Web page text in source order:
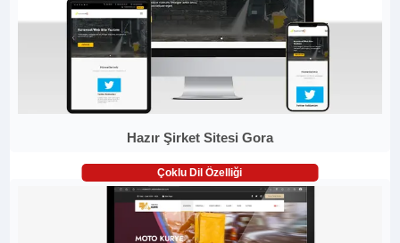
Hazır Şirket Sitesi Gora
Çoklu Dil Özelliği